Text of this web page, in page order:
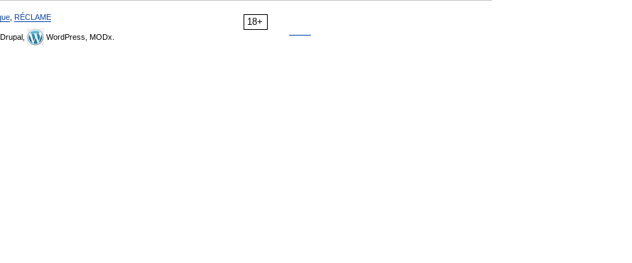
18+
RÉCLAME
Drupal, WordPress, MODx.